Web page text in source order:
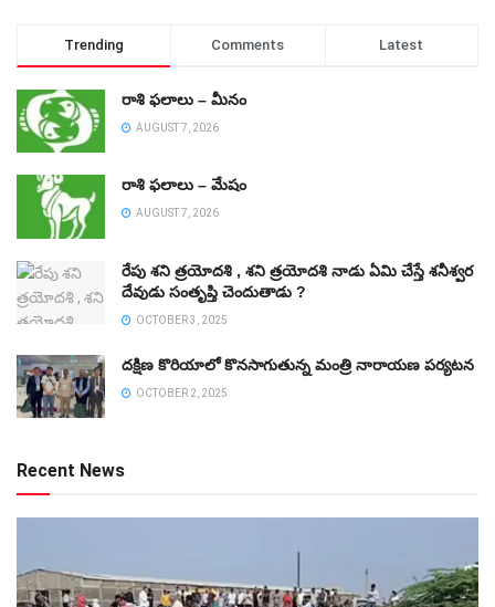
Trending Comments Latest
రాశి ఫలాలు – మీనం
AUGUST 7, 2026
రాశి ఫలాలు – మేషం
AUGUST 7, 2026
రేపు శని త్రయోదశి , శని త్రయోదశి నాడు ఏమి చేస్తే శనీశ్వర
దేవుడు సంతృప్తి చెందుతాడు ?
OCTOBER 3, 2025
దక్షిణ కొరియాలో కొనసాగుతున్న మంత్రి నారాయణ పర్యటన
OCTOBER 2, 2025
Recent News